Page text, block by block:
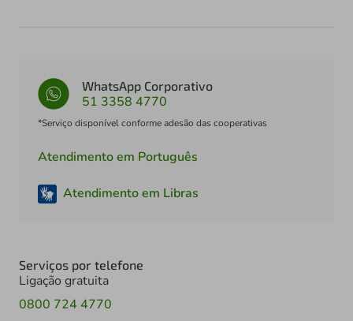
WhatsApp Corporativo
51 3358 4770
*Serviço disponível conforme adesão das cooperativas
Atendimento em Português
Atendimento em Libras
Serviços por telefone
Ligação gratuita
0800 724 4770